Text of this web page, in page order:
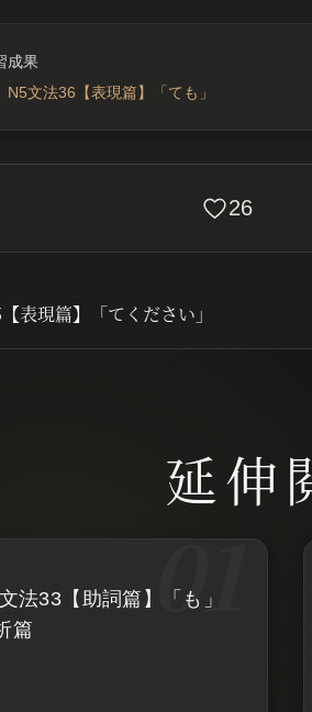
N5文法36【表現篇】「ても」
26
表現篇】「てください」
法33【助詞篇】「も」
篇